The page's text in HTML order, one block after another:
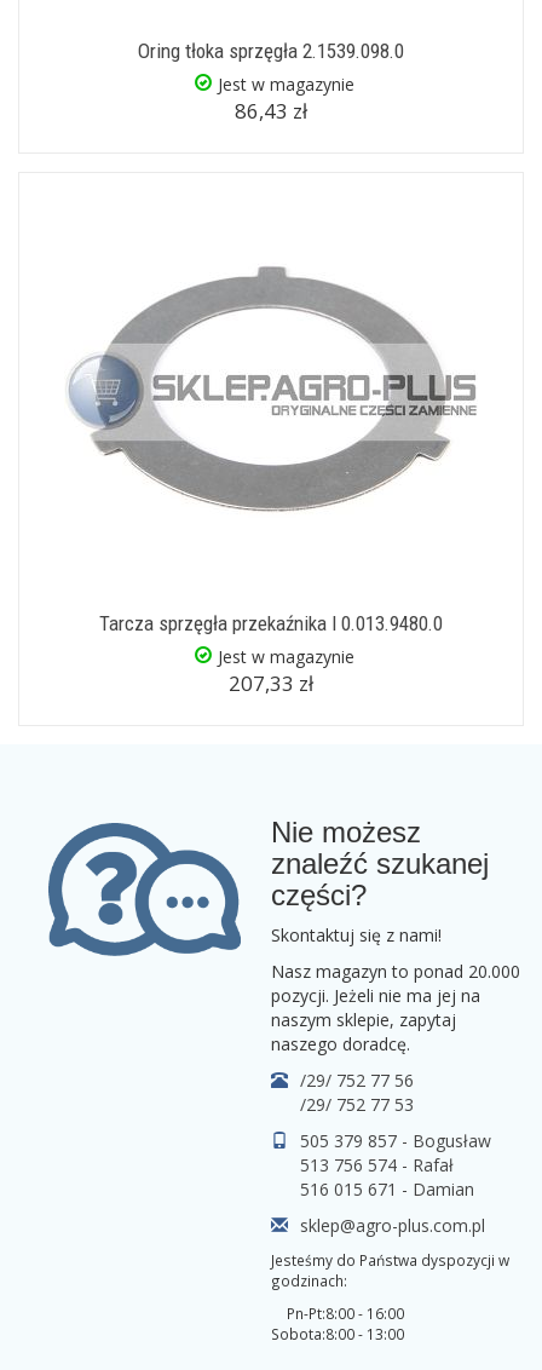
Oring tłoka sprzęgła 2.1539.098.0
Jest w magazynie
86,43 zł
Tarcza sprzęgła przekaźnika I 0.013.9480.0
Jest w magazynie
207,33 zł
Nie możesz
znaleźć szukanej
części?
Skontaktuj się z nami!
Nasz magazyn to ponad 20.000
pozycji. Jeżeli nie ma jej na
naszym sklepie, zapytaj
naszego doradcę.
/29/ 752 77 56
/29/ 752 77 53
505 379 857 - Bogusław
513 756 574 - Rafał
516 015 671 - Damian
sklep@agro-plus.com.pl
Jesteśmy do Państwa dyspozycji w
godzinach:
Pn-Pt:
Sobota:
8:00 - 16:00
8:00 - 13:00